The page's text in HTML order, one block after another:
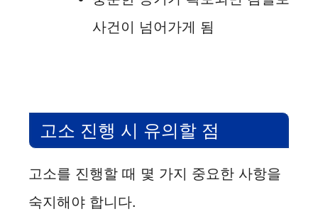
사건이 넘어가게 됨
고소 진행 시 유의할 점
고소를 진행할 때 몇 가지 중요한 사항을
숙지해야 합니다.